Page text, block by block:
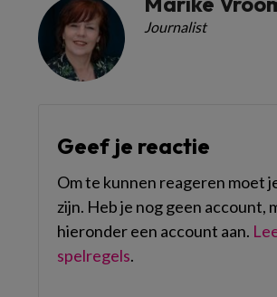
Journalist
Geef je reactie
Om te kunnen reageren moet
zijn. Heb je nog geen account,
hieronder een account aan.
spelregels.